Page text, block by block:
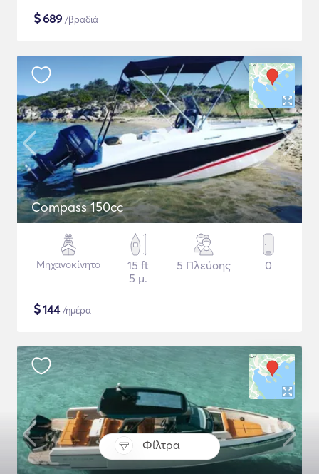
Φίλτρα
$689 /βραδιά
Compass 150cc
Μηχανοκίνητο
15 ft
5 μ.
5 Πλεύσης 0
$144/ημέρα